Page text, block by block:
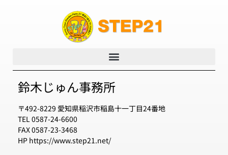
鈴木じゅん事務所
〒492-8229 愛知県稲沢市稲島十一丁目24番地
TEL 0587-24-6600
FAX 0587-23-3468
HP https://www.step21.net/